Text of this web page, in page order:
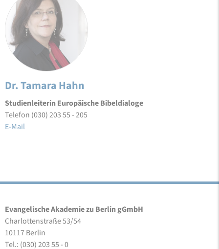
Dr. Tamara Hahn
Studienleiterin Europäische Bibeldialoge
Telefon (030) 203 55 - 205
E-Mail
Evangelische Akademie zu Berlin gGmbH
Charlottenstraße 53/54
10117 Berlin
Tel.: (030) 203 55 - 0